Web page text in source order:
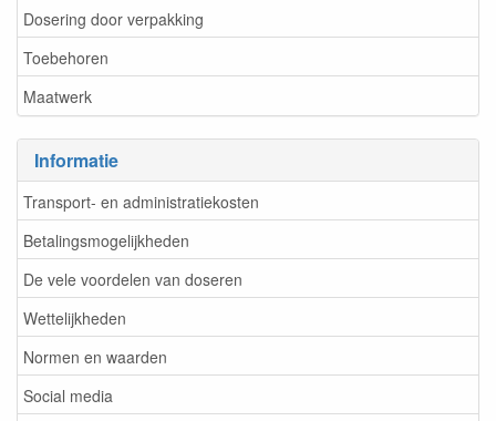
Dosering door verpakking
Toebehoren
Maatwerk
Informatie
Transport- en administratiekosten
Betalingsmogelijkheden
De vele voordelen van doseren
Wettelijkheden
Normen en waarden
Social media